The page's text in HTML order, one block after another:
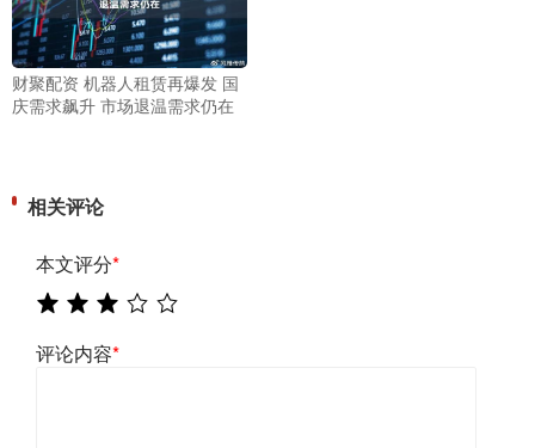
财聚配资 机器人租赁再爆发 国
庆需求飙升 市场退温需求仍在
相关评论
本文评分*
评论内容*